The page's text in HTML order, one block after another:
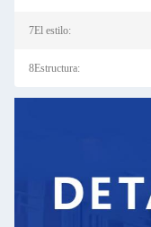
7El estilo:
8Estructura: